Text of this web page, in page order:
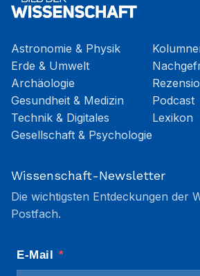
Astronomie & Physik
Erde & Umwelt
Archäologie
Gesundheit & Medizin
Technik & Digitales
Gesellschaft & Psychologie
Podcast
Lexikon
Wissenschaft-Newsletter
Die wichtigsten Entdeckungen der
Postfach.